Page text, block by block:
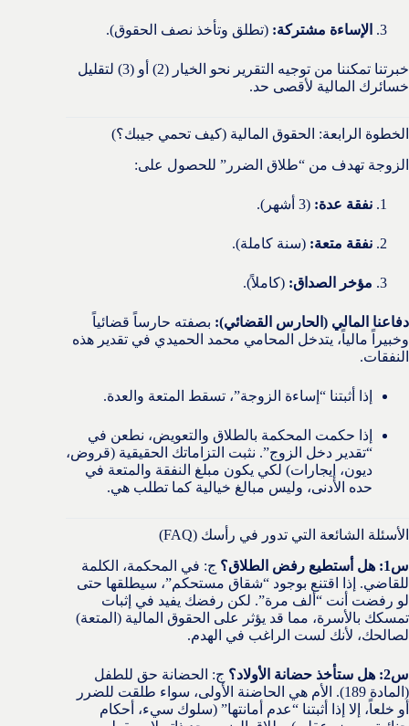
الإساءة مشتركة: (تطلق وتأخذ نصف الحقوق).
خبرتنا تمكننا من توجيه التقرير نحو الخيار (2) أو (3) لتقليل
خسائرك المالية لأقصى حد.
الخطوة الرابعة: الحقوق المالية (كيف تحمي جيبك؟)
الزوجة تهدف من “طلاق الضرر” للحصول على:
نفقة عدة: (3 أشهر).
نفقة متعة: (سنة كاملة).
مؤخر الصداق: (كاملاً).
دفاعنا المالي (الحارس القضائي): بصفته حارساً قضائياً
وخبيراً مالياً، يتدخل المحامي محمد الحميدي في تقدير هذه
النفقات.
إذا أثبتنا “إساءة الزوجة”، تسقط المتعة والعدة.
إذا حكمت المحكمة بالطلاق والتعويض، نطعن في
“تقدير دخل الزوج”. نثبت التزاماتك الحقيقية (قروض،
ديون، إيجارات) لكي يكون مبلغ النفقة والمتعة في
حده الأدنى، وليس مبالغ خيالية كما تطلب هي.
الأسئلة الشائعة التي تدور في رأسك (FAQ)
س1: هل أستطيع رفض الطلاق؟
ج: في المحكمة، الكلمة
للقاضي. إذا اقتنع بوجود “شقاق مستحكم”، سيطلقها حتى
لو رفضت أنت “ألف مرة”. لكن رفضك يفيد في إثبات
تمسكك بالأسرة، مما قد يؤثر على الحقوق المالية (المتعة)
لصالحك، لأنك لست الراغب في الهدم.
س2: هل ستأخذ حضانة الأولاد؟
ج: الحضانة حق للطفل
(المادة 189). الأم هي الحاضنة الأولى، سواء طلقت للضرر
أو خلعاً، إلا إذا أثبتنا “عدم أمانتها” (سلوك سيء، أحكام